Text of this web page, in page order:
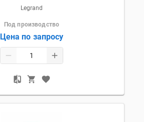
Legrand
Под производство
Цена по запросу